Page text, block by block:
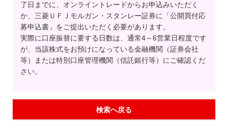
了日までに、オンライントレードからお申込みいただく
か、三菱ＵＦＪモルガン・スタンレー証券に「公開買付応
募申込書」をご提出いただく必要があります。
実際に口座振替に要する日数は、通常4～6営業日程度です
が、当該株式をお預けになっている金融機関（証券会社
等）または特別口座管理機関（信託銀行等）にご確認くだ
さい。
検索へ戻る